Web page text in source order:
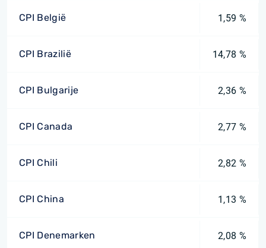
CPI België 1,59 %
CPI Brazilië 14,78 %
CPI Bulgarije 2,36 %
CPI Canada 2,77 %
CPI Chili 2,82 %
CPI China 1,13 %
CPI Denemarken 2,08 %